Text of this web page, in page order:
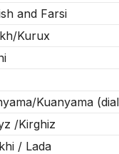
and Farsi
Kurux
Kuanyama
/Kirghiz
/ Lada